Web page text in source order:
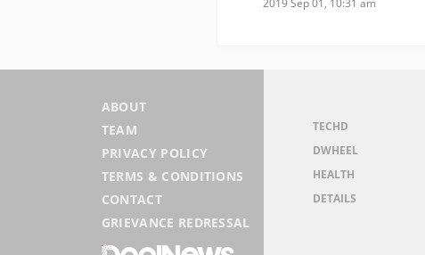
ABOUT
TEAM
PRIVACY POLICY
TERMS & CONDITIONS
CONTACT
GRIEVANCE REDRESSAL
TECHD
DWHEEL
HEALTH
DETAILS